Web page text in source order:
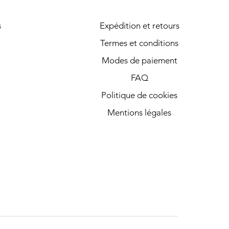
Expédition et retours
Termes et conditions
Modes de paiement
FAQ
Politique de cookies
Mentions légales